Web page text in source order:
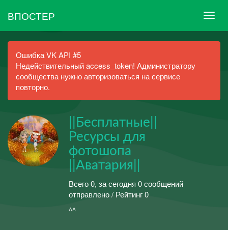
ВПОСТЕР
Ошибка VK API #5
Недействительный access_token! Администратору
сообщества нужно авторизоваться на сервисе
повторно.
||Бесплатные||
Ресурсы для
фотошопа
||Aватария||
Всего 0, за сегодня 0 сообщений
отправлено / Рейтинг 0
^^